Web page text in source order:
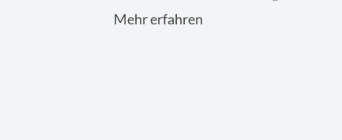
gefördert. Hier finden Sie eine Übersicht
der ...
Mehr erfahren